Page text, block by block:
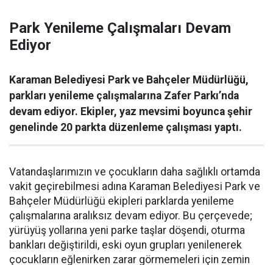
Park Yenileme Çalışmaları Devam
Ediyor
Karaman Belediyesi Park ve Bahçeler Müdürlüğü,
parkları yenileme çalışmalarına Zafer Parkı’nda
devam ediyor. Ekipler, yaz mevsimi boyunca şehir
genelinde 20 parkta düzenleme çalışması yaptı.
Vatandaşlarımızın ve çocukların daha sağlıklı ortamda
vakit geçirebilmesi adına Karaman Belediyesi Park ve
Bahçeler Müdürlüğü ekipleri parklarda yenileme
çalışmalarına aralıksız devam ediyor. Bu çerçevede;
yürüyüş yollarına yeni parke taşlar döşendi, oturma
bankları değiştirildi, eski oyun grupları yenilenerek
çocukların eğlenirken zarar görmemeleri için zemin